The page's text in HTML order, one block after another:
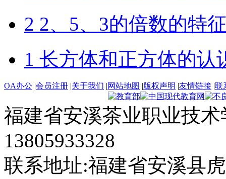
2 2、5、3的倍数的特
1 长方体和正方体的认
OA办公 |会员注册 |关于我们 |网站地图 |版权声明 |友情链接 |联
福建省安溪茶业职业技
13805933328
联系地址:福建省安溪县